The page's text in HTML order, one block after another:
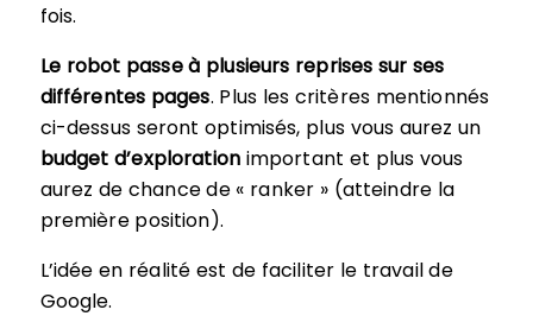
fois.
Le robot passe à plusieurs reprises sur ses
différentes pages. Plus les critères mentionnés
ci-dessus seront optimisés, plus vous aurez un
budget d’exploration important et plus vous
aurez de chance de « ranker » (atteindre la
première position).
L’idée en réalité est de faciliter le travail de
Google.